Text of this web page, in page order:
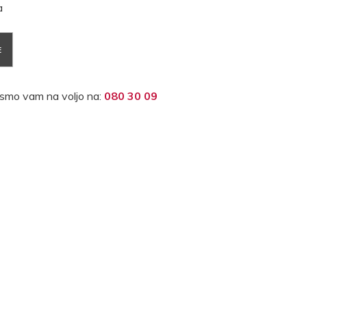
vam na voljo na: 080 30 09